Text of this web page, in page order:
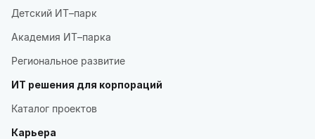
Детский ИТ–парк
Академия ИТ–парка
Региональное развитие
ИТ решения для корпораций
Каталог проектов
Карьера